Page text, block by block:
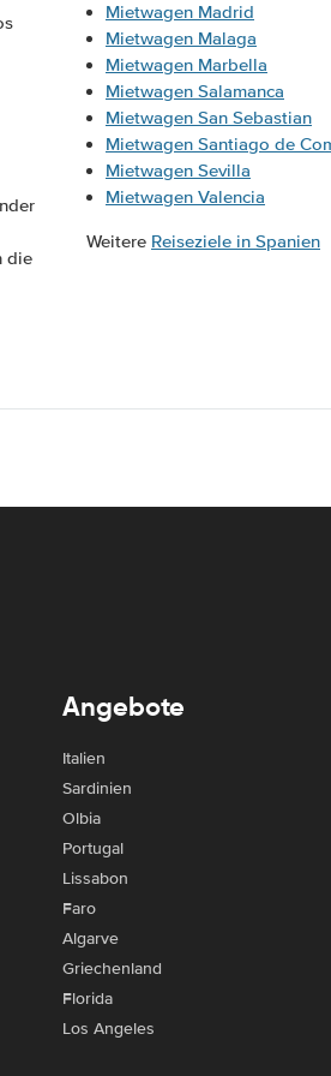
die
Mietwagen Madrid
Mietwagen Malaga
Mietwagen Marbella
Mietwagen Salamanca
Mietwagen San Sebastian
Mietwagen Santiago de
Mietwagen Sevilla
Mietwagen Valencia
Weitere Reiseziele in Spanien
Angebote
Italien
Sardinien
Olbia
Portugal
Lissabon
Faro
Algarve
Griechenland
Florida
Los Angeles